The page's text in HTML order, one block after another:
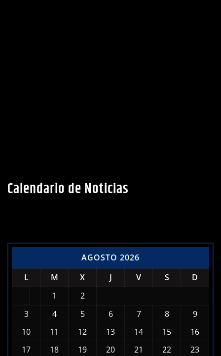
Calendario de Noticias
AGOSTO 2026
L
M X J V S
D
1
2
3
4 5 6 7 8
9
10
11 12 13 14 15
16
17
18 19 20 21 22
23